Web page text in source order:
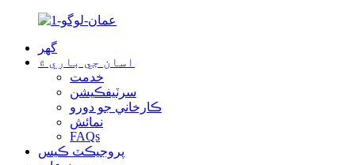
گهر
اسان جي باري ۾
خدمت
سرٽيفڪيشن
ڪارخاني جو دورو
نمائش
FAQs
پروجيڪٽ ڪيس